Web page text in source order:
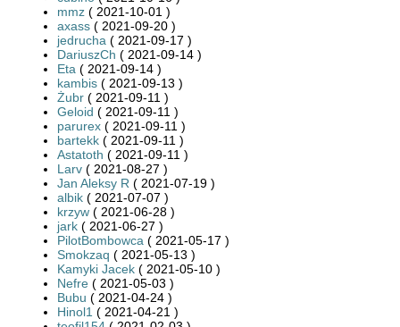
mmz ( 2021-10-01 )
axass ( 2021-09-20 )
jedrucha ( 2021-09-17 )
DariuszCh ( 2021-09-14 )
Eta ( 2021-09-14 )
kambis ( 2021-09-13 )
Żubr ( 2021-09-11 )
Geloid ( 2021-09-11 )
parurex ( 2021-09-11 )
bartekk ( 2021-09-11 )
Astatoth ( 2021-09-11 )
Larv ( 2021-08-27 )
Jan Aleksy R ( 2021-07-19 )
albik ( 2021-07-07 )
krzyw ( 2021-06-28 )
jark ( 2021-06-27 )
PilotBombowca ( 2021-05-17 )
Smokzaq ( 2021-05-13 )
Kamyki Jacek ( 2021-05-10 )
Nefre ( 2021-05-03 )
Bubu ( 2021-04-24 )
Hinol1 ( 2021-04-21 )